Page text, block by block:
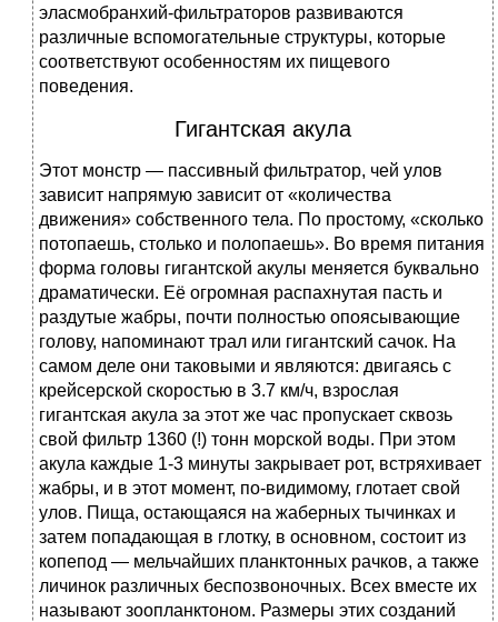
эласмобранхий-фильтраторов развиваются
различные вспомогательные структуры, которые
соответствуют особенностям их пищевого
поведения.
Гигантская акула
Этот монстр — пассивный фильтратор, чей улов
зависит напрямую зависит от «количества
движения» собственного тела. По простому, «сколько
потопаешь, столько и полопаешь». Во время питания
форма головы гигантской акулы меняется буквально
драматически. Её огромная распахнутая пасть и
раздутые жабры, почти полностью опоясывающие
голову, напоминают трал или гигантский сачок. На
самом деле они таковыми и являются: двигаясь с
крейсерской скоростью в 3.7 км/ч, взрослая
гигантская акула за этот же час пропускает сквозь
свой фильтр 1360 (!) тонн морской воды. При этом
акула каждые 1-3 минуты закрывает рот, встряхивает
жабры, и в этот момент, по-видимому, глотает свой
улов. Пища, остающаяся на жаберных тычинках и
затем попадающая в глотку, в основном, состоит из
копепод — мельчайших планктонных рачков, а также
личинок различных беспозвоночных. Всех вместе их
называют зоопланктоном. Размеры этих созданий